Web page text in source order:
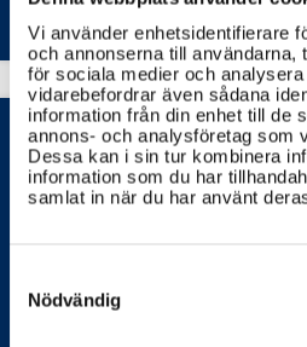
Vi använder enhetsidentifierare
och annonserna till användarna,
för sociala medier och
vidarebefordrar även sådana
information från din enhet till de
annons- och analysföretag som
Dessa kan i sin tur kombinera
information som du har
samlat in när du har använt
Selection
Nödvändig
Kan jag se om en
Ja, du kan hitta information
granskningar på deras hemsida.